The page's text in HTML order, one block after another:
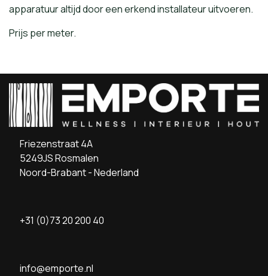
apparatuur altijd door een erkend installateur uitvoeren.
Prijs per meter.
Friezenstraat 4A
5249JS Rosmalen
Noord-Brabant - Nederland
+31 (0)73 20 200 40
info@emporte.nl